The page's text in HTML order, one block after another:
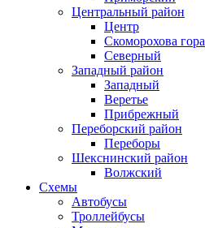
Центральный район
Центр
Скоморохова гора
Северный
Западный район
Западный
Веретье
Прибрежный
Переборский район
Переборы
Шекснинский район
Волжский
Схемы
Автобусы
Троллейбусы